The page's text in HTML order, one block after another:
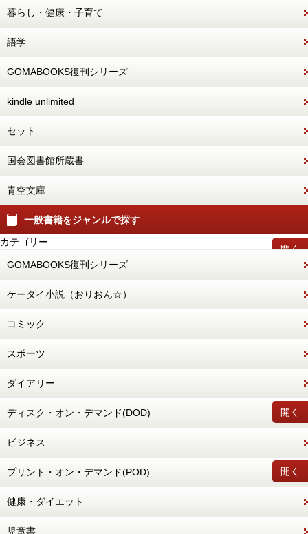
暮らし・健康・子育て
語学
GOMABOOKS復刊シリーズ
kindle unlimited
セット
国会図書館所蔵書
青空文庫
一般書籍をジャンルで探す
開く
カテゴリー
GOMABOOKS復刊シリーズ
ケータイ小説（おりおん☆）
コミック
スポーツ
ダイアリー
開く
ディスク・オン・デマンド(DOD)
ビジネス
開く
プリント・オン・デマンド(POD)
健康・ダイエット
児童書